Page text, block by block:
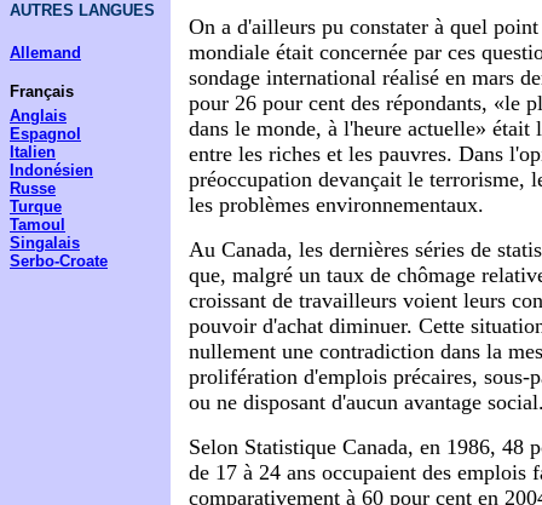
AUTRES LANGUES
Allemand
Français
Anglais
Espagnol
Italien
Indonésien
Russe
Turque
Tamoul
Singalais
Serbo-Croate
On a d'ailleurs pu constater à quel
mondiale était concernée par ces
sondage international réalisé en mars
pour 26 pour cent des répondants, «le
dans le monde, à l'heure actuelle» était
entre les riches et les pauvres. Dans
préoccupation devançait le terrorisme,
les problèmes environnementaux.
Au Canada, les dernières séries de
que, malgré un taux de chômage
croissant de travailleurs voient leurs
pouvoir d'achat diminuer. Cette
nullement une contradiction dans la
prolifération d'emplois précaires, sous-
ou ne disposant d'aucun avantage
Selon Statistique Canada, en 1986, 48
de 17 à 24 ans occupaient des emplois
comparativement à 60 pour cent en